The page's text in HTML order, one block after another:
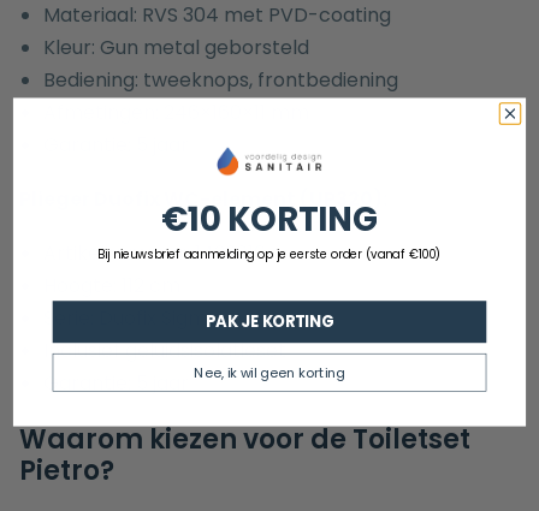
Materiaal: RVS 304 met PVD-coating
Kleur: Gun metal geborsteld
Bediening: tweeknops, frontbediening
Plieger Duofix WC-element (UP320):
Artikelnummer: 1433016
Serie: Duofix Sigma
Inclusief geluidsisolatieset
Waarom kiezen voor de Toiletset
Pietro?
€10 KORTING
Bij nieuwsbrief aanmelding op je eerste order (vanaf €100)
PAK JE KORTING
Nee, ik wil geen korting